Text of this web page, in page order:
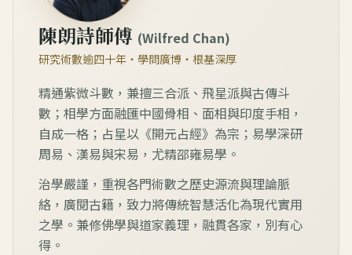
陳朗詩師傅 (Wilfred Chan)
研究術數逾四十年・學問廣博・根基深厚
精通紫微斗數，兼擅三合派、飛星派與古傳斗
數；相學方面融匯中國骨相、面相與印度手相，
自成一格；占星以《開元占經》為宗；易學深研
周易、漢易與宋易，尤精邵雍易學。
治學嚴謹，重視各門術數之歷史源流與理論脈
絡，廣閱古籍，致力將傳統智慧活化為現代實用
之學。兼修佛學與道家義理，融貫各家，別有心
得。